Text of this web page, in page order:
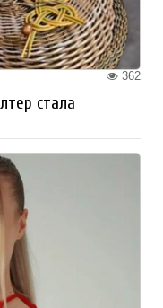
362
стала